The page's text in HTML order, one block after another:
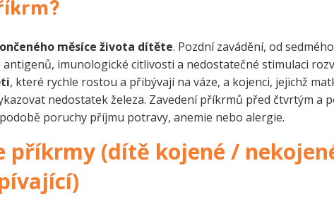
měsíce života dítěte. Pozdní zavádění, od
imunologické citlivosti a nedostatečné stimulaci
, které rychle rostou a přibývají na váze, a kojenci, jejichž
nedostatek železa. Zavedení příkrmů před čtvrtým a
poruchy příjmu potravy, anemie nebo alergie.
příkrmy (dítě kojené /